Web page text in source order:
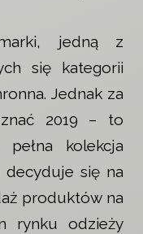
jedną z
się kategorii
Jednak za
2019 – to
kolekcja
decyduje się na
produktów na
rynku odzieży